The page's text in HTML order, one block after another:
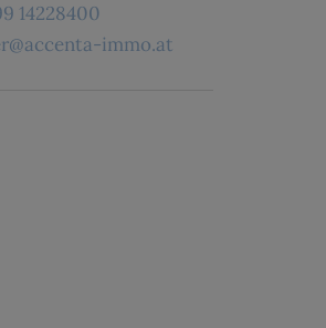
14228400
immo.at